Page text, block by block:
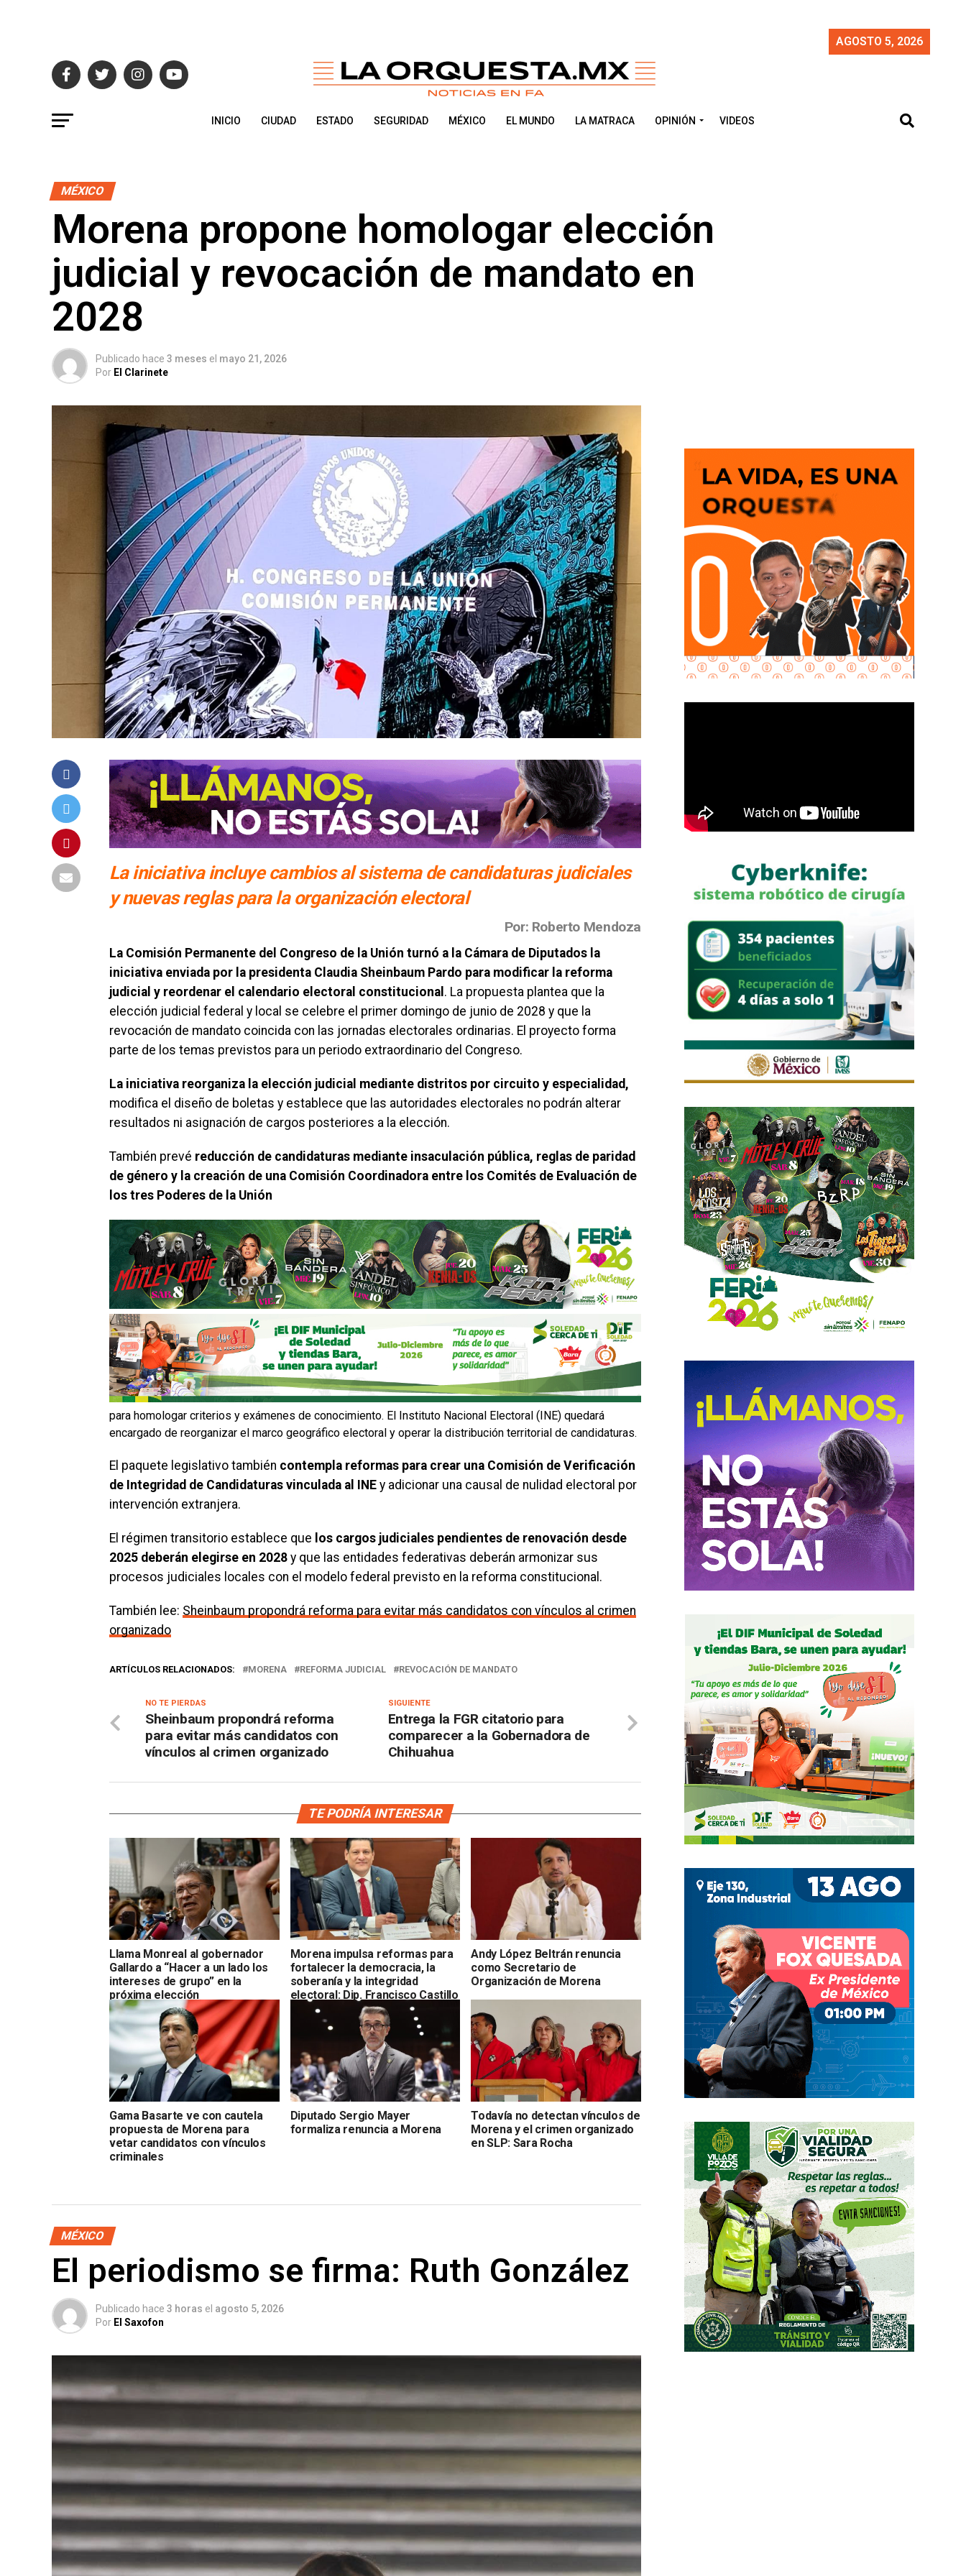
AGOSTO 5, 2026
INICIO CIUDAD ESTADO SEGURIDAD MÉXICO EL MUNDO LA MATRACA OPINIÓN VIDEOS
MÉXICO
Morena propone homologar elección
judicial y revocación de mandato en
2028
Publicado hace 3 meses el mayo 21, 2026
Por El Clarinete
La iniciativa incluye cambios al sistema de candidaturas judiciales
y nuevas reglas para la organización electoral
Por: Roberto Mendoza
La Comisión Permanente del Congreso de la Unión turnó a la Cámara de Diputados la
iniciativa enviada por la presidenta Claudia Sheinbaum Pardo para modificar la reforma
judicial y reordenar el calendario electoral constitucional . La propuesta plantea que la
elección judicial federal y local se celebre el primer domingo de junio de 2028 y que la
revocación de mandato coincida con las jornadas electorales ordinarias. El proyecto forma
parte de los temas previstos para un periodo extraordinario del Congreso.
La iniciativa reorganiza la elección judicial mediante distritos por circuito y especialidad,
modifica el diseño de boletas y establece que las autoridades electorales no podrán alterar
resultados ni asignación de cargos posteriores a la elección.
También prevé reducción de candidaturas mediante insaculación pública, reglas de paridad
de género y la creación de una Comisión Coordinadora entre los Comités de Evaluación de
los tres Poderes de la Unión
para homologar criterios y exámenes de conocimiento. El Instituto Nacional Electoral (INE) quedará
encargado de reorganizar el marco geográfico electoral y operar la distribución territorial de candidaturas.
El paquete legislativo también contempla reformas para crear una Comisión de Verificación
de Integridad de Candidaturas vinculada al INE y adicionar una causal de nulidad electoral por
intervención extranjera.
El régimen transitorio establece que los cargos judiciales pendientes de renovación desde
2025 deberán elegirse en 2028 y que las entidades federativas deberán armonizar sus
procesos judiciales locales con el modelo federal previsto en la reforma constitucional.
También lee: Sheinbaum propondrá reforma para evitar más candidatos con vínculos al crimen
organizado
ARTÍCULOS RELACIONADOS: MORENA REFORMA JUDICIAL REVOCACIÓN DE MANDATO
SIGUIENTE
Entrega la FGR citatorio para
comparecer a la Gobernadora de
Chihuahua
NO TE PIERDAS
Sheinbaum propondrá reforma
para evitar más candidatos con
vínculos al crimen organizado
TE PODRÍA INTERESAR
Llama Monreal al gobernador
Gallardo a “Hacer a un lado los
intereses de grupo” en la
próxima elección
Morena impulsa reformas para
fortalecer la democracia, la
soberanía y la integridad
electoral: Dip. Francisco Castillo
Andy López Beltrán renuncia
como Secretario de
Organización de Morena
Gama Basarte ve con cautela
propuesta de Morena para
vetar candidatos con vínculos
criminales
Diputado Sergio Mayer
formaliza renuncia a Morena
Todavía no detectan vínculos de
Morena y el crimen organizado
en SLP: Sara Rocha
MÉXICO
El periodismo se firma: Ruth González
Publicado hace 3 horas el agosto 5, 2026
Por El Saxofon